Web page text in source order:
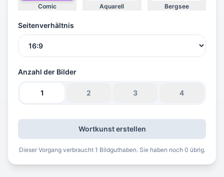
Comic Aquarell Bergsee
Seitenverhältnis
Anzahl der Bilder
1 2 3 4
Wortkunst erstellen
Dieser Vorgang verbraucht 1 Bildguthaben. Sie haben noch 0 übrig.